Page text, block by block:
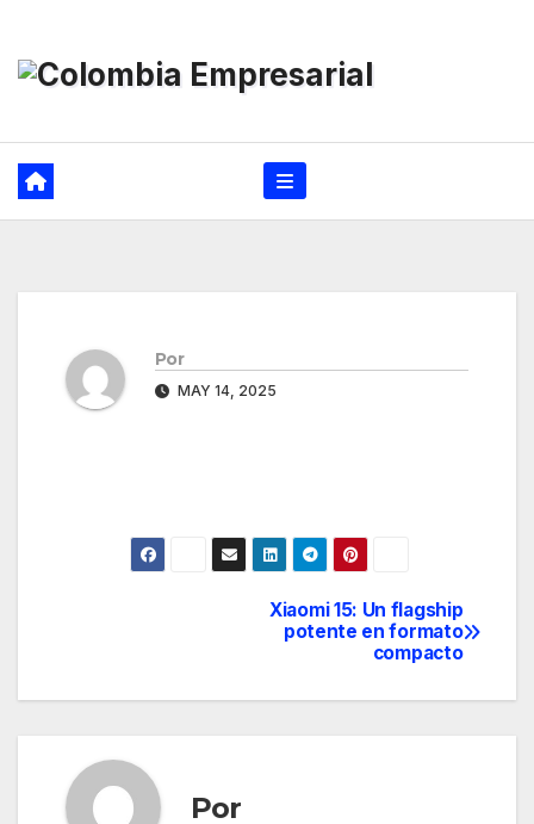
contenido
Por
MAY 14, 2025
Xiaomi 15: Un flagship
potente en formato
compacto
Por